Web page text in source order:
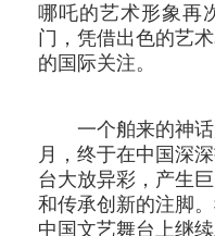
哪吒的艺术形象再
门，凭借出色的艺
的国际关注。
一个舶来的神
月，终于在中国深
台大放异彩，产生
和传承创新的注脚
中国文艺舞台上继